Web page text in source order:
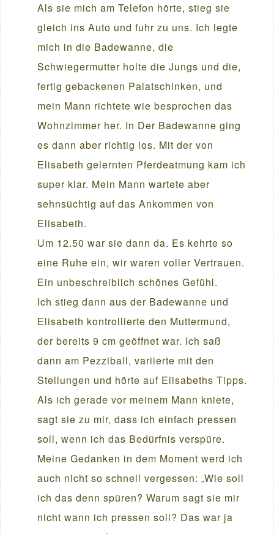
Als sie mich am Telefon hörte, stieg sie
gleich ins Auto und fuhr zu uns. Ich legte
mich in die Badewanne, die
Schwiegermutter holte die Jungs und die,
fertig gebackenen Palatschinken, und
mein Mann richtete wie besprochen das
Wohnzimmer her. In Der Badewanne ging
es dann aber richtig los. Mit der von
Elisabeth gelernten Pferdeatmung kam ich
super klar. Mein Mann wartete aber
sehnsüchtig auf das Ankommen von
Elisabeth.
Um 12.50 war sie dann da. Es kehrte so
eine Ruhe ein, wir waren voller Vertrauen.
Ein unbeschreiblich schönes Gefühl.
Ich stieg dann aus der Badewanne und
Elisabeth kontrollierte den Muttermund,
der bereits 9 cm geöffnet war. Ich saß
dann am Pezziball, variierte mit den
Stellungen und hörte auf Elisabeths Tipps.
Als ich gerade vor meinem Mann kniete,
sagt sie zu mir, dass ich einfach pressen
soll, wenn ich das Bedürfnis verspüre.
Meine Gedanken in dem Moment werd ich
auch nicht so schnell vergessen: „Wie soll
ich das denn spüren? Warum sagt sie mir
nicht wann ich pressen soll? Das war ja